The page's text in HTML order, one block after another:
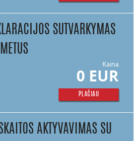
SUTVARKYMAS
PLAČIAU
Kaina
0 EUR
AKTYVAVIMAS SU